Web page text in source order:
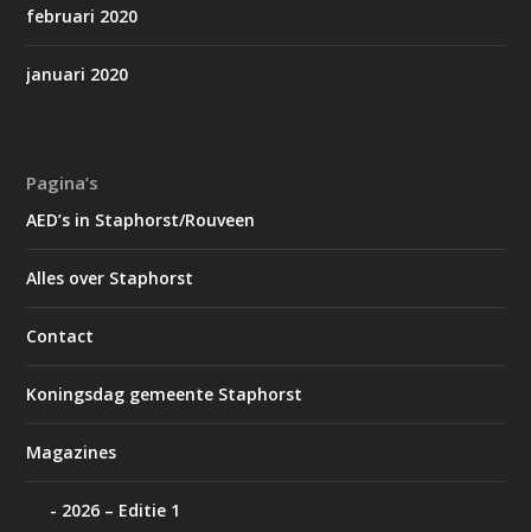
februari 2020
januari 2020
Pagina’s
AED’s in Staphorst/Rouveen
Alles over Staphorst
Contact
Koningsdag gemeente Staphorst
Magazines
2026 – Editie 1